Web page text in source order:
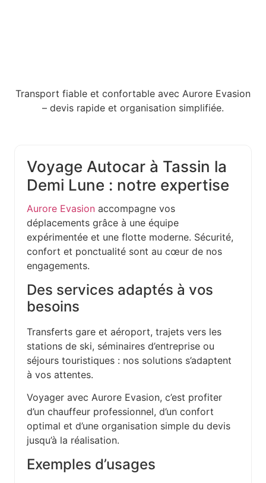
Transport fiable et confortable avec Aurore Evasion
– devis rapide et organisation simplifiée.
Voyage Autocar à Tassin la
Demi Lune : notre expertise
Aurore Evasion accompagne vos
déplacements grâce à une équipe
expérimentée et une flotte moderne. Sécurité,
confort et ponctualité sont au cœur de nos
engagements.
Des services adaptés à vos
besoins
Transferts gare et aéroport, trajets vers les
stations de ski, séminaires d’entreprise ou
séjours touristiques : nos solutions s’adaptent
à vos attentes.
Voyager avec Aurore Evasion, c’est profiter
d’un chauffeur professionnel, d’un confort
optimal et d’une organisation simple du devis
jusqu’à la réalisation.
Exemples d’usages